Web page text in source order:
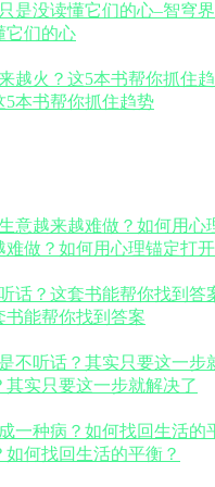
它们的心
5本书帮你抓住趋势
做？如何用心理锚定打
书能帮你找到答案
实只要这一步就解决了
何找回生活的平衡？